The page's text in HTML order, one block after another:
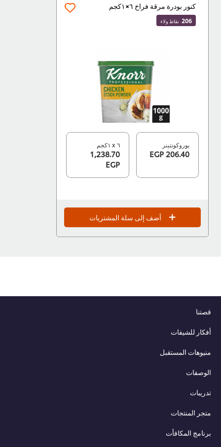
كنور بودرة مرقة فراخ ٦×١كجم
206 نقاط ولاء
يوروكونتينر
206.40 EGP
1,238.70
EGP
أضف إلى سلة المشتريات
قصتنا
أفكار للشيفات
منيوهات المستقبل
الوصفات
تدريبات
متجر المنتجات
برنامج المكافأت